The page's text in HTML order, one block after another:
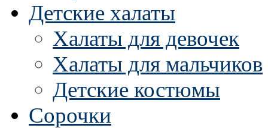
Детские халаты
Халаты для девочек
Халаты для мальчиков
Детские костюмы
Сорочки